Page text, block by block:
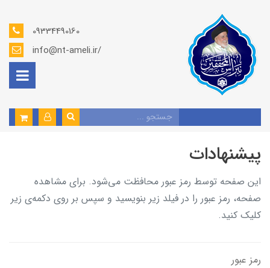
09334490160
info@nt-ameli.ir/
پیشنهادات
این صفحه توسط رمز عبور محافظت می‌شود. برای مشاهده
صفحه، رمز عبور را در فیلد زیر بنویسید و سپس بر روی دکمه‌ی زیر
کلیک کنید.
رمز عبور